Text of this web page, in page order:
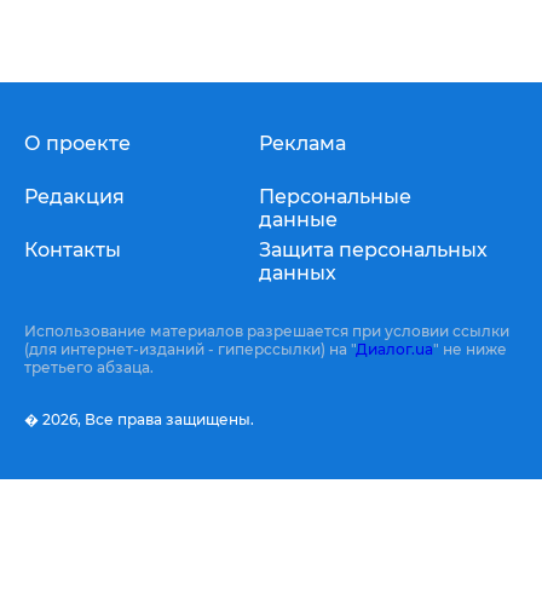
О проекте
Редакция
Контакты
Реклама
Персональные
данные
Защита персональных
данных
Использование материалов разрешается при условии ссылки
(для интернет-изданий - гиперссылки) на "Диалог.ua" не ниже
третьего абзаца.
� 2026, Все права защищены.